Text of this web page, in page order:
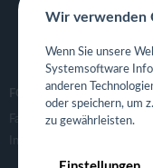
FOLGE UNS
Facebook
Instagram
Wir verwenden
Wenn Sie unsere
Systemsoftware
anderen
oder speichern, um
zu gewährleisten.